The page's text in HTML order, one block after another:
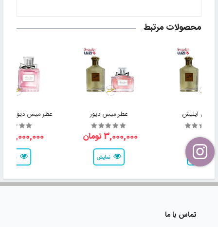
محصولات مرتبط
بیلی آیلیش
نمایش
عطر میس دیور
3,000,000 تومان
نمایش
عطر میس دیور
3,000,000 تومان
تماس با ما